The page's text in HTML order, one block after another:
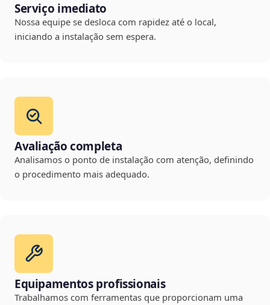
Serviço imediato
Nossa equipe se desloca com rapidez até o local,
iniciando a instalação sem espera.
Avaliação completa
Analisamos o ponto de instalação com atenção, definindo
o procedimento mais adequado.
Equipamentos profissionais
Trabalhamos com ferramentas que proporcionam uma